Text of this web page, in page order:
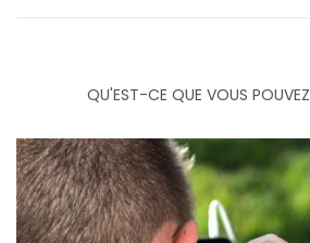
QU'EST-CE QUE VOUS POUVEZ